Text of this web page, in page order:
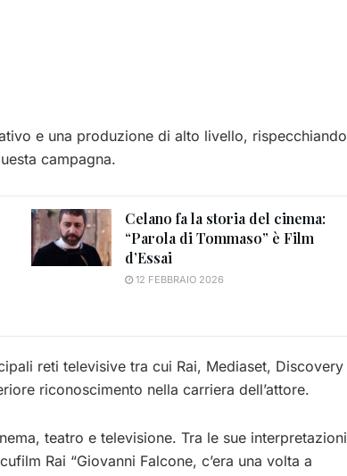
e una produzione di alto livello, rispecchiando
campagna.
Celano fa la storia del cinema:
“Parola di Tommaso” è Film
d’Essai
12 FEBBRAIO 2026
reti televisive tra cui Rai, Mediaset, Discovery
riconoscimento nella carriera dell’attore.
teatro e televisione. Tra le sue interpretazioni
Rai “Giovanni Falcone, c’era una volta a